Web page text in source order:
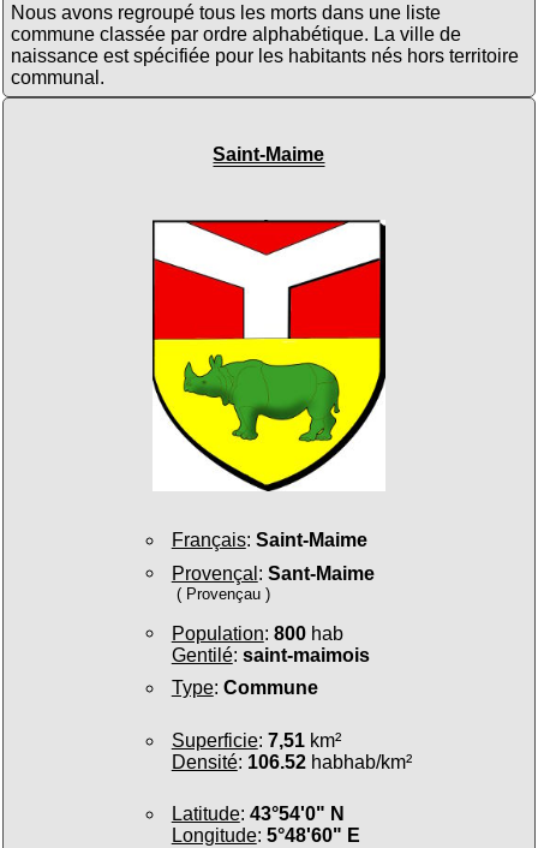
Nous avons regroupé tous les morts dans une liste
commune classée par ordre alphabétique. La ville de
naissance est spécifiée pour les habitants nés hors territoire
communal.
Saint-Maime
Français: Saint-Maime
Provençal : Sant-Maime
( Provençau )
Population: 800hab
Gentilé: saint-maimois
Type: Commune
Superficie: 7,51km²
Densité: 106.52habhab/km²
Latitude: 43°54'0" N
Longitude: 5°48'60" E